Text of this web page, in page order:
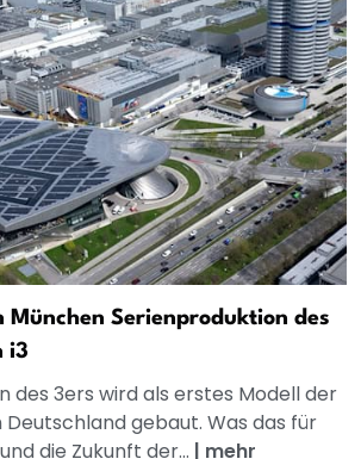
München Serienproduktion des
i3
des 3ers wird als erstes Modell der
Deutschland gebaut. Was das für
die Zukunft der... | mehr